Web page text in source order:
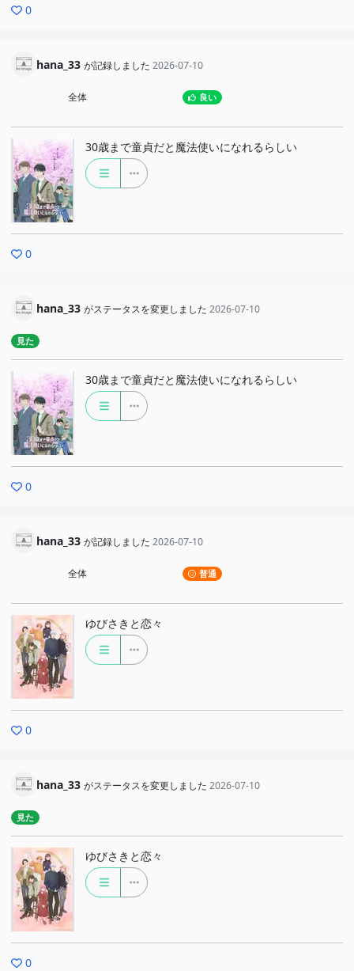
0
hana_33 が記録しました 2026-07-10
全体 良い
30歳まで童貞だと魔法使いになれるらしい
0
hana_33 がステータスを変更しました 2026-07-10
見た
30歳まで童貞だと魔法使いになれるらしい
0
hana_33 が記録しました 2026-07-10
全体 普通
ゆびさきと恋々
0
hana_33 がステータスを変更しました 2026-07-10
見た
ゆびさきと恋々
0